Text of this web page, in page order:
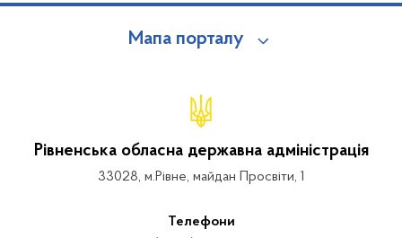
Мапа порталу
Рівненська обласна державна адміністрація
33028, м.Рівне, майдан Просвіти, 1
Телефони